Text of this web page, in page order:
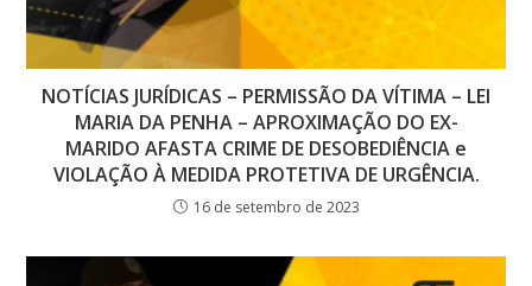
NOTÍCIAS JURÍDICAS – PERMISSÃO DA VÍTIMA – LEI
MARIA DA PENHA – APROXIMAÇÃO DO EX-
MARIDO AFASTA CRIME DE DESOBEDIÊNCIA e
VIOLAÇÃO À MEDIDA PROTETIVA DE URGÊNCIA.
16 de setembro de 2023